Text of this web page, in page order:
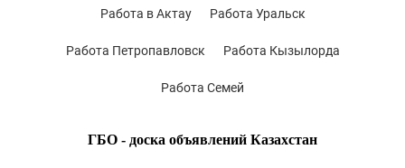
ГБО - доска объявлений Казахстан
Работа в Актау Работа Уральск
Работа Петропавловск Работа Кызылорда
Работа Семей